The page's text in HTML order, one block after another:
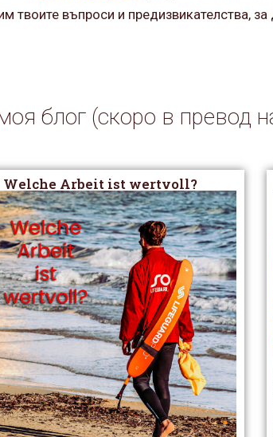
твоите въпроси и предизвикателства,
блог (скоро в превод
Welche Arbeit ist wertvoll?